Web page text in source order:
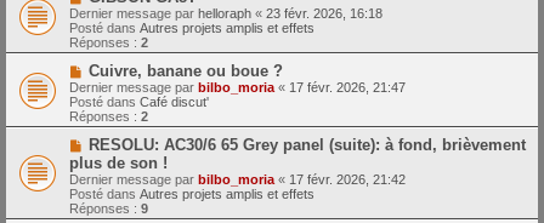
g
e
m
e
s
s
a
g
e
o
u
v
e
a
m
e
s
s
a
g
e
Dernier message par helloraph « 23 févr. 2026, 16:18
Posté dans Autres projets amplis et effets
Réponses : 2
N
o
u
v
e
a
u
m
e
s
s
Cuivre, banane ou boue ?
Dernier message par bilbo_moria « 17 févr. 2026, 21:47
Posté dans Café discut'
Réponses : 2
N
u
v
e
a
RESOLU: AC30/6 65 Grey panel (suite): à fond, brièvement
plus de son !
Dernier message par bilbo_moria « 17 févr. 2026, 21:42
Posté dans Autres projets amplis et effets
Réponses : 9